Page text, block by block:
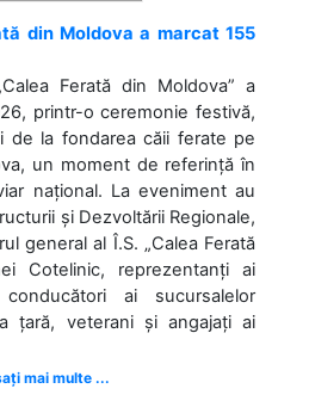
din Moldova a marcat 155
Ferată din Moldova” a
printr-o ceremonie festivă,
de la fondarea căii ferate pe
un moment de referință în
național. La eveniment au
și Dezvoltării Regionale,
general al Î.S. „Calea Ferată
Cotelinic, reprezentanți ai
ai sucursalelor
țară, veterani și angajați ai
mai multe ...